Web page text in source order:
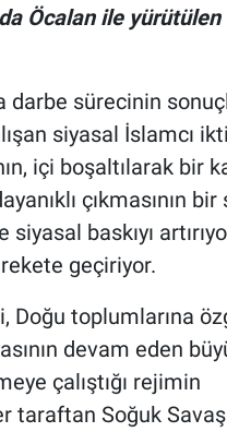
Öcalan ile yürütülen
sürecinin
siyasal İslamcı
içi boşaltılarak bir
çıkmasının bir
baskıyı
geçiriyor.
Doğu toplumlarına
devam eden
çalıştığı rejimin
Soğuk Savaş